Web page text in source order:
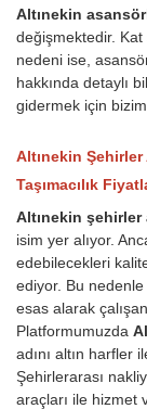
Altınekin
değişmektedir. Kat
nedeni ise,
hakkında detaylı
gidermek için
Altınekin Şehirler
Taşımacılık
Altınekin şehirler
isim yer alıyor.
edebilecekleri
ediyor. Bu
esas alarak
Platformumuzda
adını altın harfler
Şehirlerarası
araçları ile hizmet